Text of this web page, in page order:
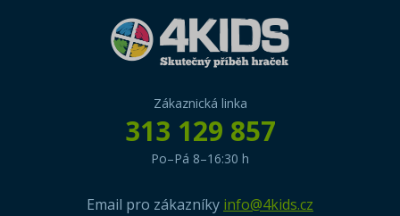
Zákaznická linka
313 129 857
Po–Pá 8–16:30 h
Email pro zákazníky info@4kids.cz